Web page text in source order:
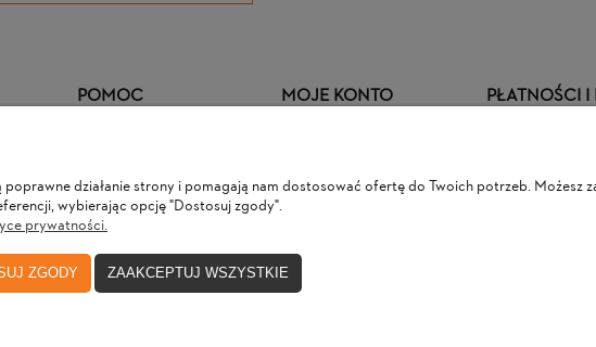
POMOC
Produkty dostępne na
zamówienie
MOJE KONTO
Ustawienia konta
Ustawienia plików cookies
PŁATNOŚCI I
Raty CA
działanie strony i pomagają nam dostosować ofertę do Twoich potrzeb.
wybierając opcję "Dostosuj zgody".
prywatności.
ZGODY ZAAKCEPTUJ WSZYSTKIE